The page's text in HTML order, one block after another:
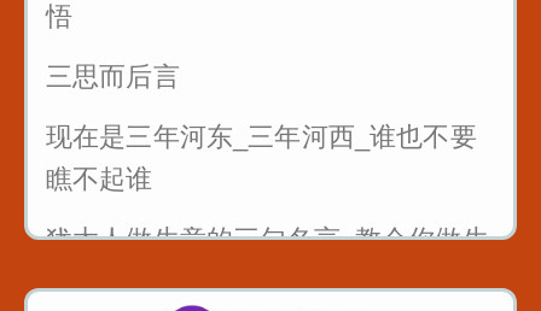
悟
三思而后言
现在是三年河东_三年河西_谁也不要
瞧不起谁
犹太人做生意的三句名言_教会你做生
意